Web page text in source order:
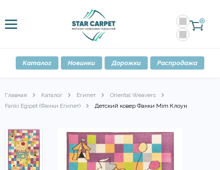
0
Каталог Новинки Дорожки Распродажа
Главная Каталог Египет
Oriental Weavers
Fanki Egipet (Фанки Египет)
Детский ковер Фанки Mim Клоун